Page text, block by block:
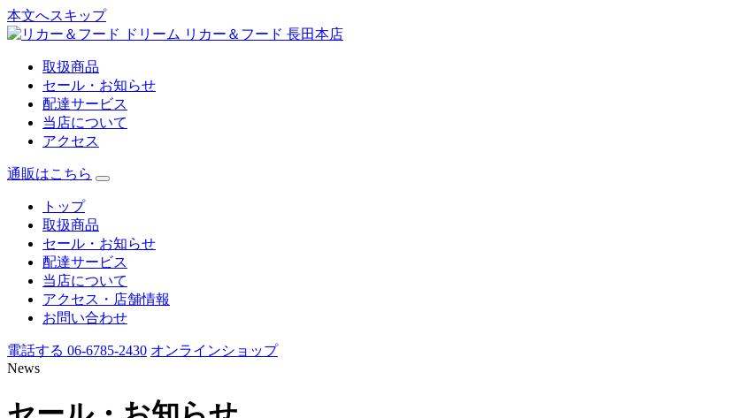
本文へスキップ
リカー＆フード 長田本店
取扱商品
セール・お知らせ
配達サービス
当店について
アクセス
通販はこちら
トップ
取扱商品
セール・お知らせ
配達サービス
当店について
アクセス・店舗情報
お問い合わせ
電話する 06-6785-2430 オンラインショップ
News